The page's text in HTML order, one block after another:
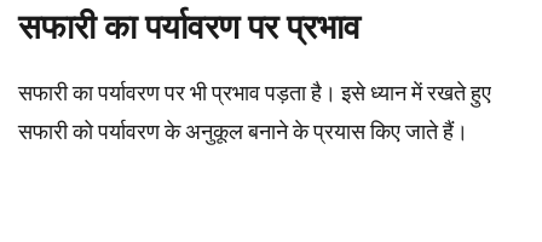
सफारी का पर्यावरण पर प्रभाव
सफारी का पर्यावरण पर भी प्रभाव पड़ता है। इसे ध्यान में रखते हुए
सफारी को पर्यावरण के अनुकूल बनाने के प्रयास किए जाते हैं।